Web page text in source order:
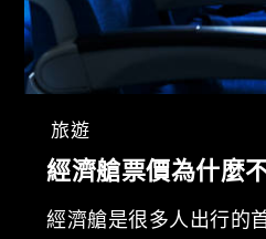
旅遊
經濟艙票價為什麼
經濟艙是很多人出行的